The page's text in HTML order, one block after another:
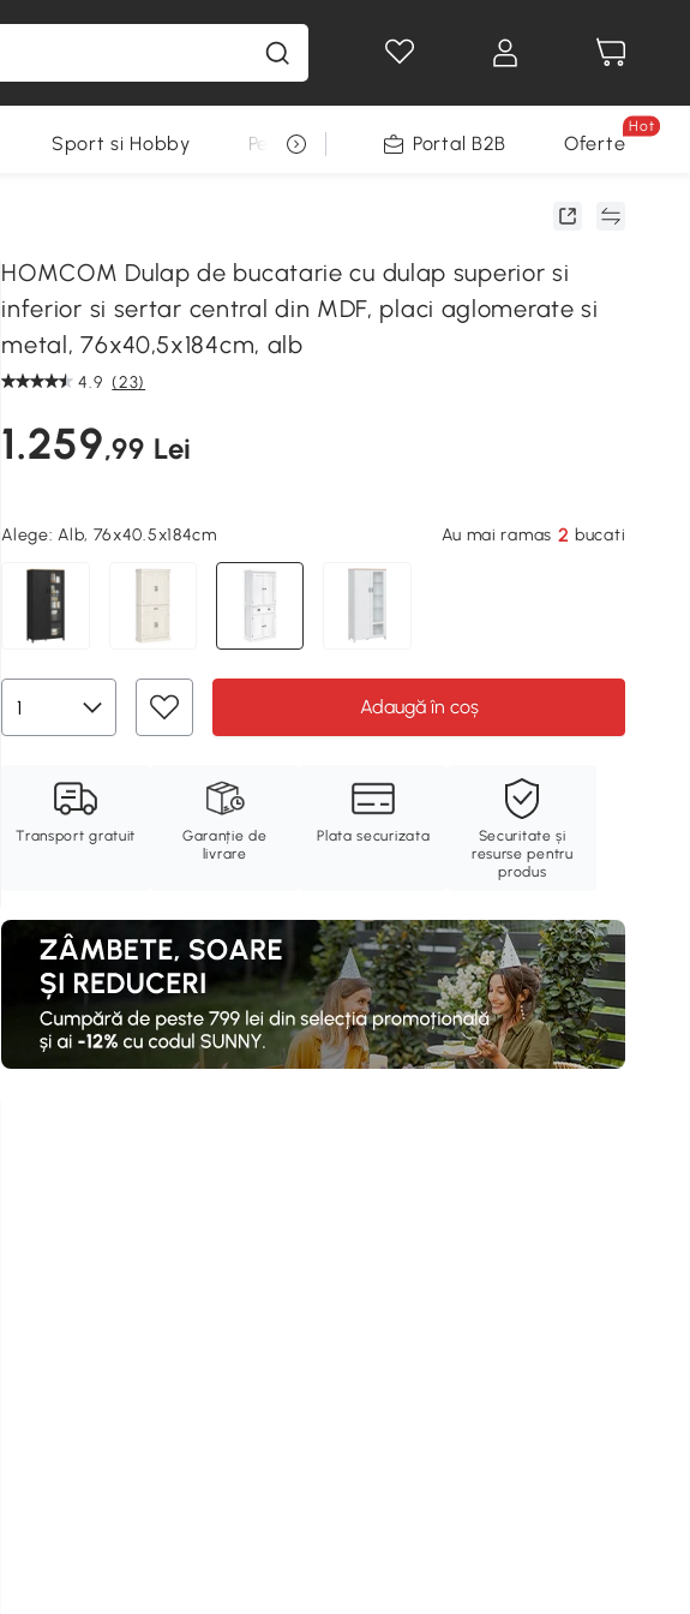
Sport si Hobby Pentru animale Decoratiuni Sarbatori
Portal B2B Oferte
Hot
HOMCOM Dulap de bucatarie cu dulap superior si
inferior si sertar central din MDF, placi aglomerate si
metal, 76x40,5x184cm, alb
4.9 (23)
1.259,99 Lei
Alege:Alb, 76x40.5x184cm Au mai ramas 2bucati
Adaugă în coș
Transport gratuit
Garanție de
livrare
Plata securizata
Securitate și
resurse pentru
produs